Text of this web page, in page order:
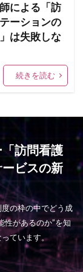
による「訪
ーションの
は失敗しな
続きを読む
「訪問看護
ビスの新
の枠の中でどう成
性があるのか”を知
ています。